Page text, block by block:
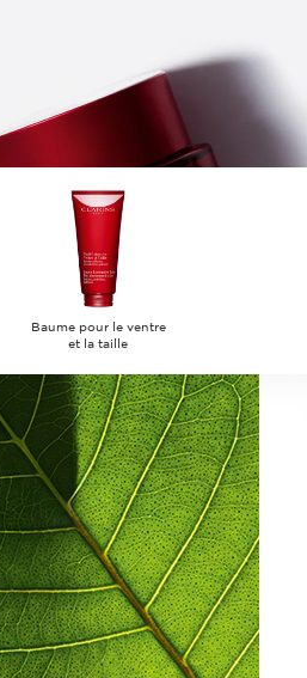
Baume pour le ventre
et la taille